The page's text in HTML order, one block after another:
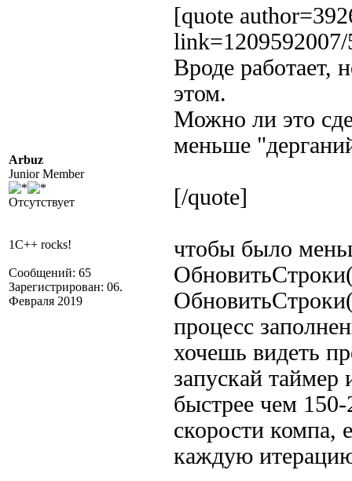
Arbuz
Junior Member
Отсутствует
1C++ rocks!
Сообщений: 65
Зарегистрирован: 06.
Февраля 2019
[quote
Вроде работает,
этом.
Можно ли это
меньше
[/quote]
чтобы было
процесс
хочешь видеть
запускай
быстрее чем
скорости компа,
каждую